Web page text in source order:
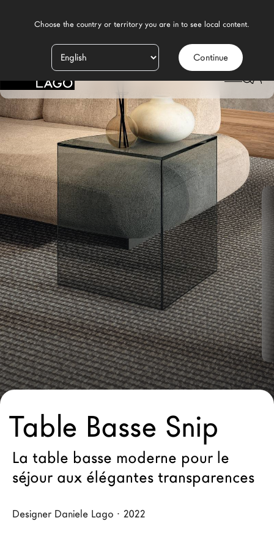
Continue
Produits
Inspiration
Configurateur
Contract
Magasins
Nouveaux Produits MDW26
Promotions
La Brand
Architectes
LAGO Homes
News
Press
Catalogues
Contacts
Language
DESIGN SALON MODERNE TABLES BASSES/
TABLE BASSE SNIP
Table Basse Snip
La table basse moderne pour le
séjour aux élégantes transparences
Designer Daniele Lago · 2022